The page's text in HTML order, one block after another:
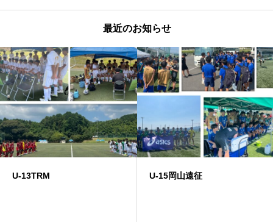
最近のお知らせ
U-13TRM U-15岡山遠征